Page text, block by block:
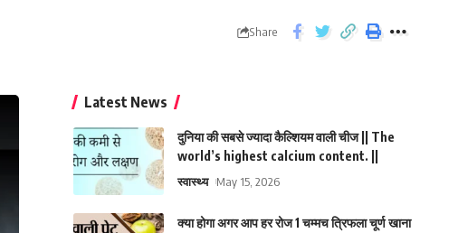
Share
Latest News
दुनिया की सबसे ज्यादा कैल्शियम वाली चीज || The
world’s highest calcium content. ||
स्वास्थ्य May 15, 2026
क्या होगा अगर आप हर रोज 1 चम्मच त्रिफला चूर्ण खाना